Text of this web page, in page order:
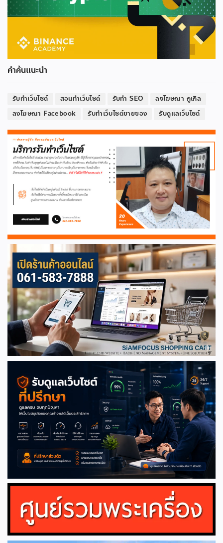
คำค้นแนะนำ
รับทำเว็บไซต์ สอนทำเว็บไซต์ รับทำ SEO
ลงโฆษณา กูเกิล
ลงโฆษณา Facebook
รับทำเว็บไซต์ขายของ รับดูแลเว็บไซต์